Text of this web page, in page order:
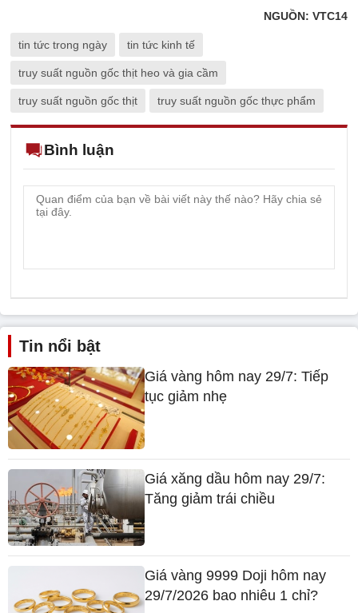
NGUỒN: VTC14
tin tức trong ngày tin tức kinh tế
truy suất nguồn gốc thịt heo và gia cầm
truy suất nguồn gốc thịt truy suất nguồn gốc thực phẩm
Bình luận
Tin nổi bật
Giá vàng hôm nay 29/7: Tiếp
tục giảm nhẹ
Giá xăng dầu hôm nay 29/7:
Tăng giảm trái chiều
Giá vàng 9999 Doji hôm nay
29/7/2026 bao nhiêu 1 chỉ?